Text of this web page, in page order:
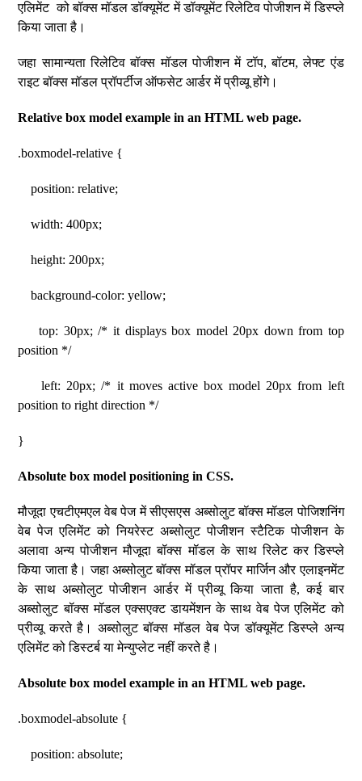
एलिमेंट को बॉक्स मॉडल डॉक्यूमेंट में डॉक्यूमेंट रिलेटिव पोजीशन में डिस्प्ले
किया जाता है।
जहा सामान्यता रिलेटिव बॉक्स मॉडल पोजीशन में टॉप, बॉटम, लेफ्ट एंड
राइट बॉक्स मॉडल प्रॉपर्टीज ऑफसेट आर्डर में प्रीव्यू होंगे।
Relative box model example in an HTML web page.
.boxmodel-relative {
position: relative;
width: 400px;
height: 200px;
background-color: yellow;
top: 30px; /* it displays box model 20px down from top
position */
left: 20px; /* it moves active box model 20px from left
position to right direction */
}
Absolute box model positioning in CSS.
मौजूदा एचटीएमएल वेब पेज में सीएसएस अब्सोलुट बॉक्स मॉडल पोजिशनिंग
वेब पेज एलिमेंट को नियरेस्ट अब्सोलुट पोजीशन स्टैटिक पोजीशन के
अलावा अन्य पोजीशन मौजूदा बॉक्स मॉडल के साथ रिलेट कर डिस्प्ले
किया जाता है। जहा अब्सोलुट बॉक्स मॉडल प्रॉपर मार्जिन और एलाइनमेंट
के साथ अब्सोलुट पोजीशन आर्डर में प्रीव्यू किया जाता है, कई बार
अब्सोलुट बॉक्स मॉडल एक्सएक्ट डायमेंशन के साथ वेब पेज एलिमेंट को
प्रीव्यू करते है। अब्सोलुट बॉक्स मॉडल वेब पेज डॉक्यूमेंट डिस्प्ले अन्य
एलिमेंट को डिस्टर्ब या मेन्युप्लेट नहीं करते है।
Absolute box model example in an HTML web page.
.boxmodel-absolute {
position: absolute;